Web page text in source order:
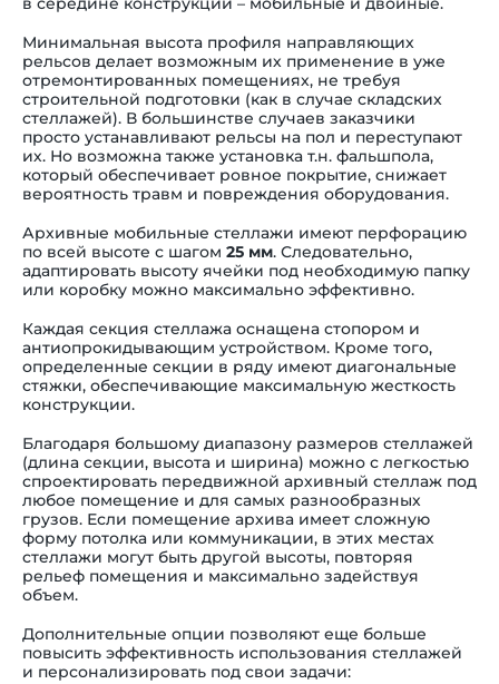
Минимальная высота профиля направляющих
рельсов делает возможным их применение в уже
отремонтированных помещениях, не требуя
строительной подготовки (как в случае складских
стеллажей). В большинстве случаев заказчики
просто устанавливают рельсы на пол и переступают
их. Но возможна также установка т.н. фальшпола,
который обеспечивает ровное покрытие, снижает
вероятность травм и повреждения оборудования.
Архивные мобильные стеллажи имеют перфорацию
по всей высоте с шагом 25 мм. Следовательно,
адаптировать высоту ячейки под необходимую папку
или коробку можно максимально эффективно.
Каждая секция стеллажа оснащена стопором и
антиопрокидывающим устройством. Кроме того,
определенные секции в ряду имеют диагональные
стяжки, обеспечивающие максимальную жесткость
конструкции.
Благодаря большому диапазону размеров стеллажей
(длина секции, высота и ширина) можно с легкостью
спроектировать передвижной архивный стеллаж под
любое помещение и для самых разнообразных
грузов. Если помещение архива имеет сложную
форму потолка или коммуникации, в этих местах
стеллажи могут быть другой высоты, повторяя
рельеф помещения и максимально задействуя
объем.
Дополнительные опции позволяют еще больше
повысить эффективность использования стеллажей
и персонализировать под свои задачи: